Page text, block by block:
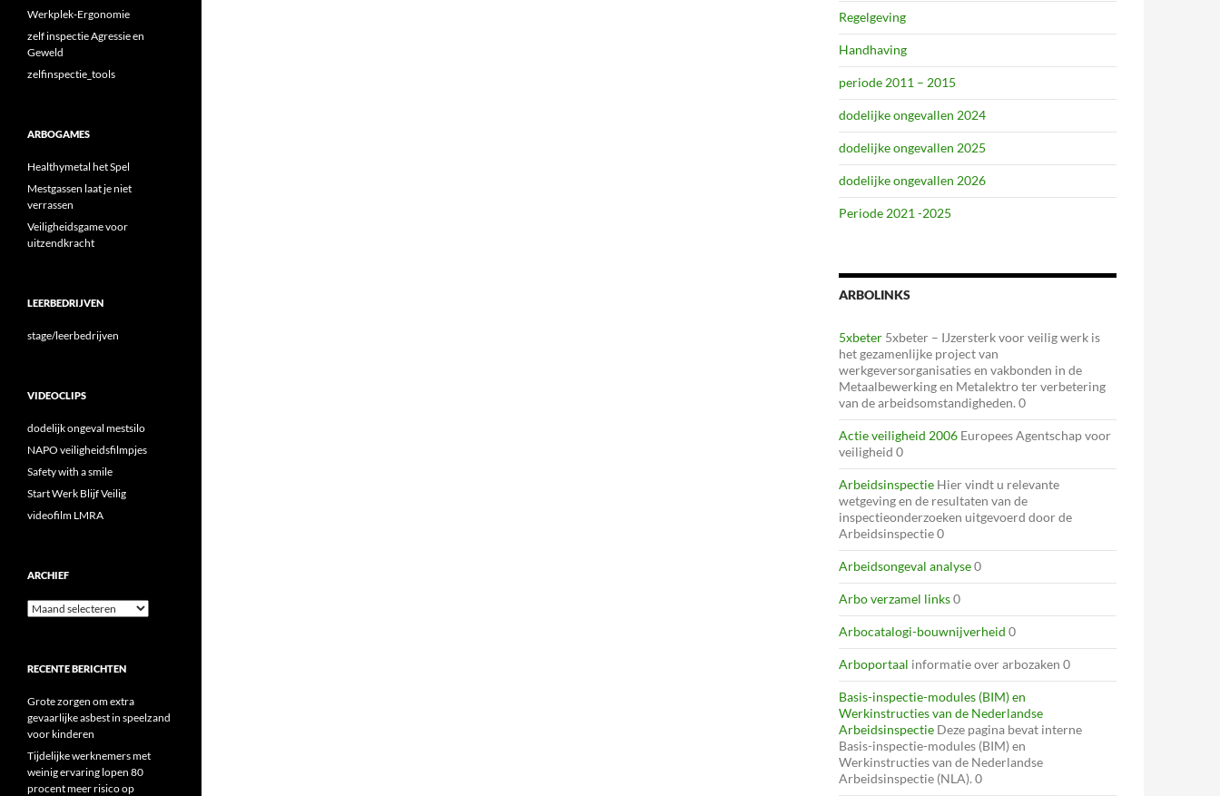
Regelgeving
Handhaving
periode 2011 – 2015
dodelijke ongevallen 2024
dodelijke ongevallen 2025
dodelijke ongevallen 2026
Periode 2021 -2025
ARBOLINKS
5xbeter 5xbeter – IJzersterk voor veilig werk is
het gezamenlijke project van
werkgeversorganisaties en vakbonden in de
Metaalbewerking en Metalektro ter verbetering
van de arbeidsomstandigheden. 0
Actie veiligheid 2006 Europees Agentschap voor
veiligheid 0
Arbeidsinspectie Hier vindt u relevante
wetgeving en de resultaten van de
inspectieonderzoeken uitgevoerd door de
Arbeidsinspectie 0
Arbeidsongeval analyse0
Arbo verzamel links0
Arbocatalogi-bouwnijverheid 0
Arboportaal informatie over arbozaken 0
Basis-inspectie-modules (BIM) en
Werkinstructies van de Nederlandse
Arbeidsinspectie Deze pagina bevat interne
Basis-inspectie-modules (BIM) en
Werkinstructies van de Nederlandse
Arbeidsinspectie (NLA). 0
Werkplek-Ergonomie
zelf inspectie Agressie en
Geweld
zelfinspectie_tools
ARBOGAMES
Healthymetal het Spel
Mestgassen laat je niet
verrassen
Veiligheidsgame voor
uitzendkracht
LEERBEDRIJVEN
stage/leerbedrijven
VIDEOCLIPS
dodelijk ongeval mestsilo
NAPO veiligheidsfilmpjes
Safety with a smile
Start Werk Blijf Veilig
videofilm LMRA
ARCHIEF
Archief
RECENTE BERICHTEN
Grote zorgen om extra
gevaarlijke asbest in speelzand
voor kinderen
Tijdelijke werknemers met
weinig ervaring lopen 80
procent meer risico op